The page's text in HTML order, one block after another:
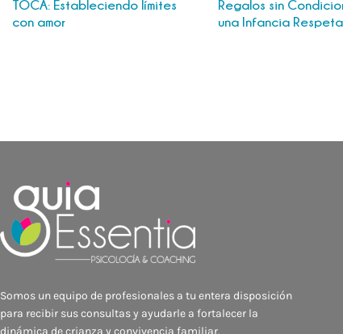
TOCA: Estableciendo límites
con amor
Regalos sin
una Infancia
Somos un equipo de profesionales a tu entera disposición
para recibir sus consultas y ayudarle a fortalecer la